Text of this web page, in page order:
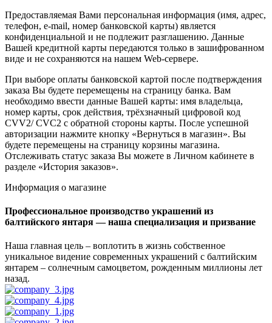
Предоставляемая Вами персональная информация (имя, адрес,
телефон, e-mail, номер банковской карты) является
конфиденциальной и не подлежит разглашению. Данные
Вашей кредитной карты передаются только в зашифрованном
виде и не сохраняются на нашем Web-сервере.
При выборе оплаты банковской картой после подтверждения
заказа Вы будете перемещены на страницу банка. Вам
необходимо ввести данные Вашей карты: имя владельца,
номер карты, срок действия, трёхзначный цифровой код
CVV2/ CVC2 с обратной стороны карты. После успешной
авторизации нажмите кнопку «Вернуться в магазин». Вы
будете перемещены на страницу корзины магазина.
Отслеживать статус заказа Вы можете в Личном кабинете в
разделе «История заказов».
Информация о магазине
Профессиональное производство украшений из
балтийского янтаря — наша специализация и призвание
Наша главная цель – воплотить в жизнь собственное
уникальное видение современных украшений с балтийским
янтарем – солнечным самоцветом, рожденным миллионы лет
назад.